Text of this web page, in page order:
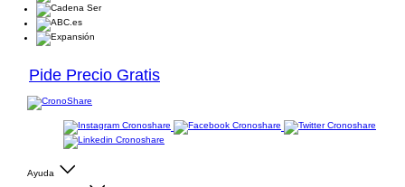
Pide Precio Gratis
Ayuda